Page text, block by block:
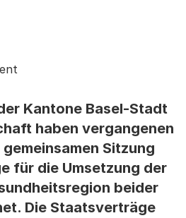
Kantone Basel-Stadt
haben vergangenen
Sitzung
für die Umsetzung der
beider
Die Staatsverträge